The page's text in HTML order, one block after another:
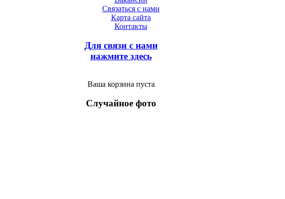
Связаться с нами
Карта сайта
Контакты
Для связи с нами
нажмите здесь
Ваша корзина пуста
Случайное фото